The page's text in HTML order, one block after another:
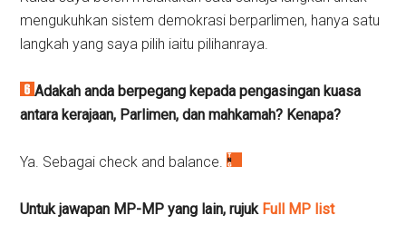
mengukuhkan sistem demokrasi berparlimen, hanya satu
langkah yang saya pilih iaitu pilihanraya.
Adakah anda berpegang kepada pengasingan kuasa
antara kerajaan, Parlimen, dan mahkamah? Kenapa?
Ya. Sebagai check and balance.
Untuk jawapan MP-MP yang lain, rujuk Full MP list